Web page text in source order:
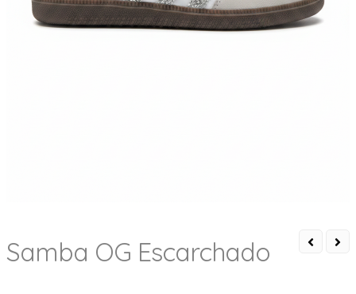
Samba OG Escarchado